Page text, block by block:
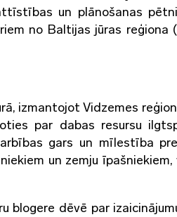
un plānošanas
no Baltijas jūras reģiona
izmantojot Vidzemes
par dabas resursu
gars un mīlestība
un zemju īpašniekiem,
blogere dēvē par